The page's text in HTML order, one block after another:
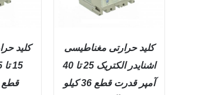
QUICK VIEW
کليد حرارتی مغناطیسی
اشنایدر الکتریک 25 تا 40
آمپر قدرت قطع 36 کیلو
کليد
قطع 36 کیلو آمپر